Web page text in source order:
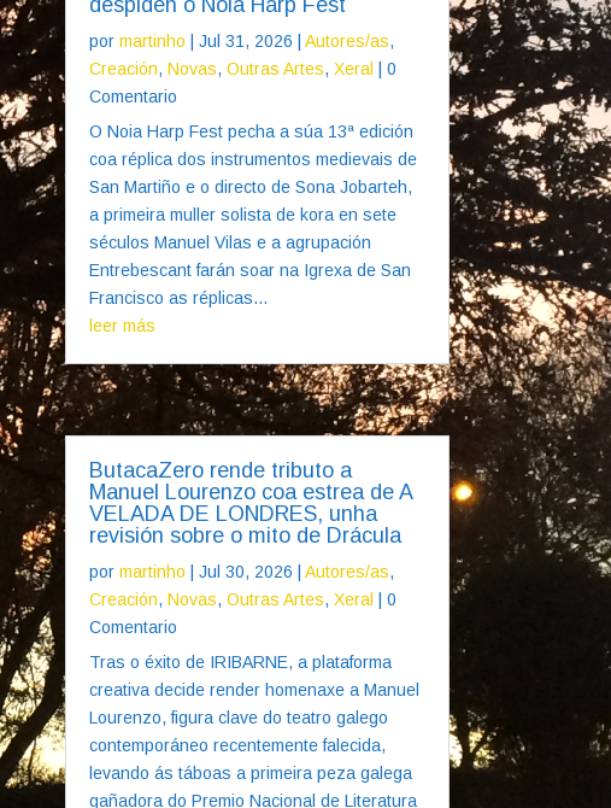
despiden o Noia Harp Fest
por martinho Jul 31, 2026 Autores/as,
Creación, Novas, Outras Artes, Xeral
| 0
Comentario
O Noia Harp Fest pecha a súa 13ª edición
coa réplica dos instrumentos medievais de
San Martiño e o directo de Sona Jobarteh,
a primeira muller solista de kora en sete
séculos Manuel Vilas e a agrupación
Entrebescant farán soar na Igrexa de San
Francisco as réplicas...
leer más
ButacaZero rende tributo a
Manuel Lourenzo coa estrea de A
VELADA DE LONDRES, unha
revisión sobre o mito de Drácula
por martinho Jul 30, 2026 Autores/as,
Creación, Novas, Outras Artes, Xeral
| 0
Comentario
Tras o éxito de IRIBARNE, a plataforma
creativa decide render homenaxe a Manuel
Lourenzo, figura clave do teatro galego
contemporáneo recentemente falecida,
levando ás táboas a primeira peza galega
gañadora do Premio Nacional de Literatura